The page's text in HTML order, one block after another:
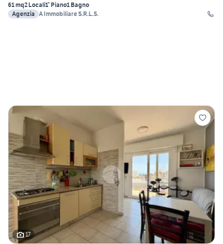
61 mq2 Locali1° Piano1 Bagno
Agenzia A Immobiliare S.R.L.S.
17